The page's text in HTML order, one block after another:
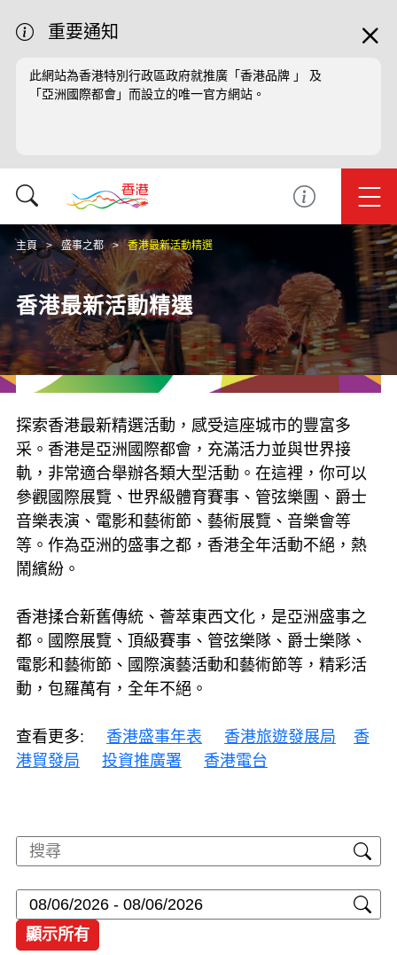
重要通知
此網站為香港特別行政區政府就推廣「香港品牌 」 及
「亞洲國際都會」而設立的唯一官方網站。
主頁 盛事之都 香港最新活動精選
香港最新活動精選
探索香港最新精選活動，感受這座城市的豐富多
采。香港是亞洲國際都會，充滿活力並與世界接
軌，非常適合舉辦各類大型活動。在這裡，你可以
參觀國際展覽、世界級體育賽事、管弦樂團、爵士
音樂表演、電影和藝術節、藝術展覽、音樂會等
等。作為亞洲的盛事之都，香港全年活動不絕，熱
鬧繽紛。
香港揉合新舊傳統、薈萃東西文化，是亞洲盛事之
都。國際展覽、頂級賽事、管弦樂隊、爵士樂隊、
電影和藝術節、國際演藝活動和藝術節等，精彩活
動，包羅萬有，全年不絕。
查看更多: 香港盛事年表 香港旅遊發展局
香
港貿發局
投資推廣署 香港電台
顯示所有